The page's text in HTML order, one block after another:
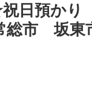
日預か
総市 坂